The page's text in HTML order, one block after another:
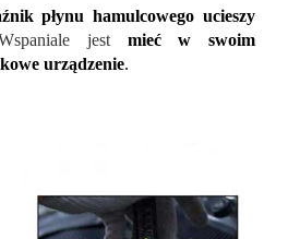
płynu hamulcowego ucieszy
jest mieć w swoim
urządzenie.